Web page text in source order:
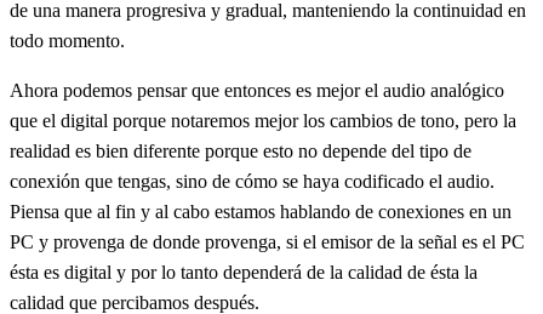
de una manera progresiva y gradual, manteniendo la continuidad en
todo momento.
Ahora podemos pensar que entonces es mejor el audio analógico
que el digital porque notaremos mejor los cambios de tono, pero la
realidad es bien diferente porque esto no depende del tipo de
conexión que tengas, sino de cómo se haya codificado el audio.
Piensa que al fin y al cabo estamos hablando de conexiones en un
PC y provenga de donde provenga, si el emisor de la señal es el PC
ésta es digital y por lo tanto dependerá de la calidad de ésta la
calidad que percibamos después.